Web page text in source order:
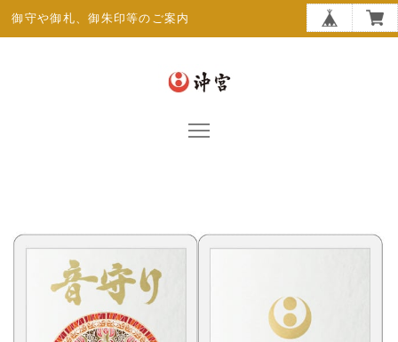
御守や御札、御朱印等のご案内